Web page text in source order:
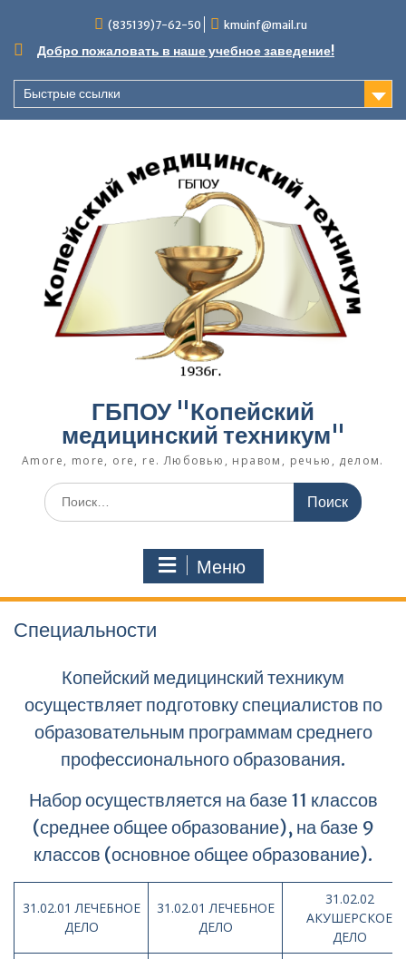
содержимому
(835139)7-62-50 kmuinf@mail.ru
Добро пожаловать в наше учебное заведение!
Быстрые ссылки
ГБПОУ "Копейский
медицинский техникум"
Amore, more, ore, re. Любовью, нравом, речью, делом.
Поиск
по:
Меню
Специальности
Копейский медицинский техникум
осуществляет подготовку специалистов по
образовательным программам среднего
профессионального образования.
Набор осуществляется на базе 11 классов
(среднее общее образование), на базе 9
классов (основное общее образование).
31.02.01 ЛЕЧЕБНОЕ
ДЕЛО
31.02.01 ЛЕЧЕБНОЕ
ДЕЛО
31.02.02
АКУШЕРСКОЕ
ДЕЛО